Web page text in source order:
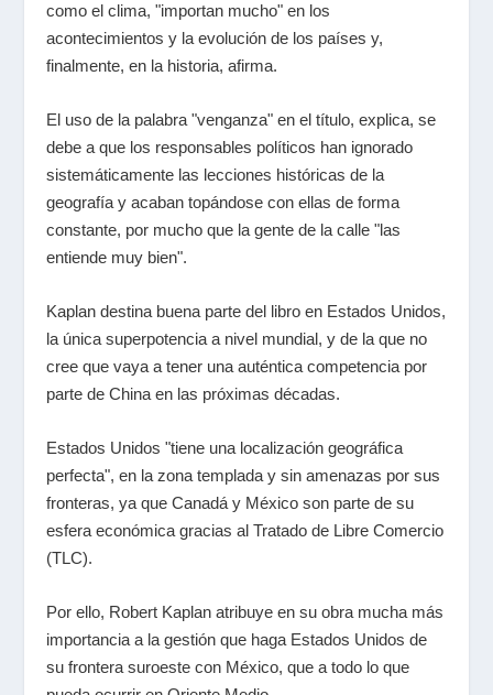
como el clima, "importan mucho" en los
acontecimientos y la evolución de los países y,
finalmente, en la historia, afirma.
El uso de la palabra "venganza" en el título, explica, se
debe a que los responsables políticos han ignorado
sistemáticamente las lecciones históricas de la
geografía y acaban topándose con ellas de forma
constante, por mucho que la gente de la calle "las
entiende muy bien".
Kaplan destina buena parte del libro en Estados Unidos,
la única superpotencia a nivel mundial, y de la que no
cree que vaya a tener una auténtica competencia por
parte de China en las próximas décadas.
Estados Unidos "tiene una localización geográfica
perfecta", en la zona templada y sin amenazas por sus
fronteras, ya que Canadá y México son parte de su
esfera económica gracias al Tratado de Libre Comercio
(TLC).
Por ello, Robert Kaplan atribuye en su obra mucha más
importancia a la gestión que haga Estados Unidos de
su frontera suroeste con México, que a todo lo que